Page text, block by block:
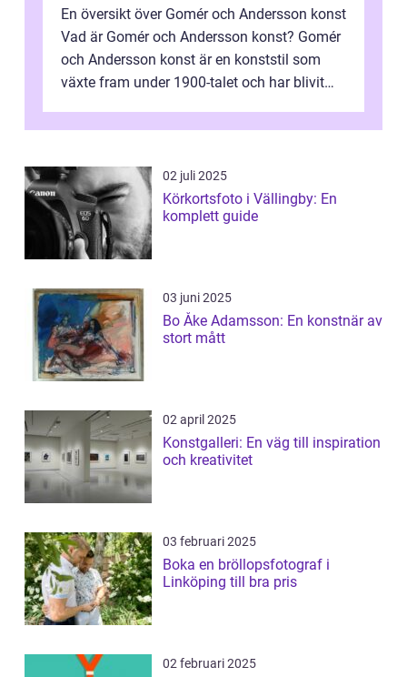
En översikt över Gomér och Andersson konst
Vad är Gomér och Andersson konst? Gomér
och Andersson konst är en konststil som
växte fram under 1900-talet och har blivit
02 juli 2025
Körkortsfoto i Vällingby: En
komplett guide
03 juni 2025
Bo Åke Adamsson: En konstnär av
stort mått
02 april 2025
Konstgalleri: En väg till inspiration
och kreativitet
03 februari 2025
Boka en bröllopsfotograf i
Linköping till bra pris
02 februari 2025